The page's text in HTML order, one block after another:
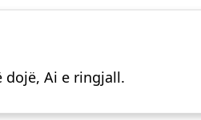
dojë, Ai e ringjall.